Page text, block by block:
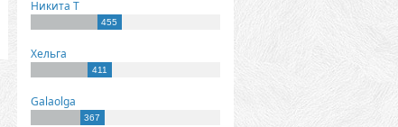
Никита Т
455
Хельга
411
Galaolga
367